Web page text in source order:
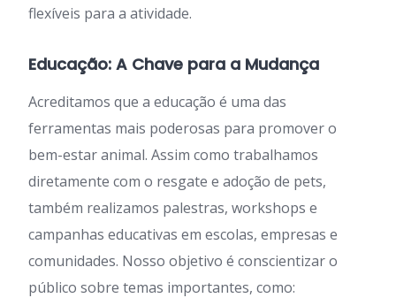
flexíveis para a atividade.
Educação: A Chave para a Mudança
Acreditamos que a educação é uma das
ferramentas mais poderosas para promover o
bem-estar animal. Assim como trabalhamos
diretamente com o resgate e adoção de pets,
também realizamos palestras, workshops e
campanhas educativas em escolas, empresas e
comunidades. Nosso objetivo é conscientizar o
público sobre temas importantes, como: